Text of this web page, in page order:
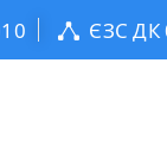
ЄЗС ДК